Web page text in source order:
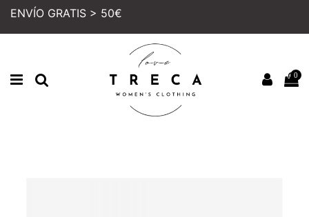
ENVÍO GRATIS > 50€
0